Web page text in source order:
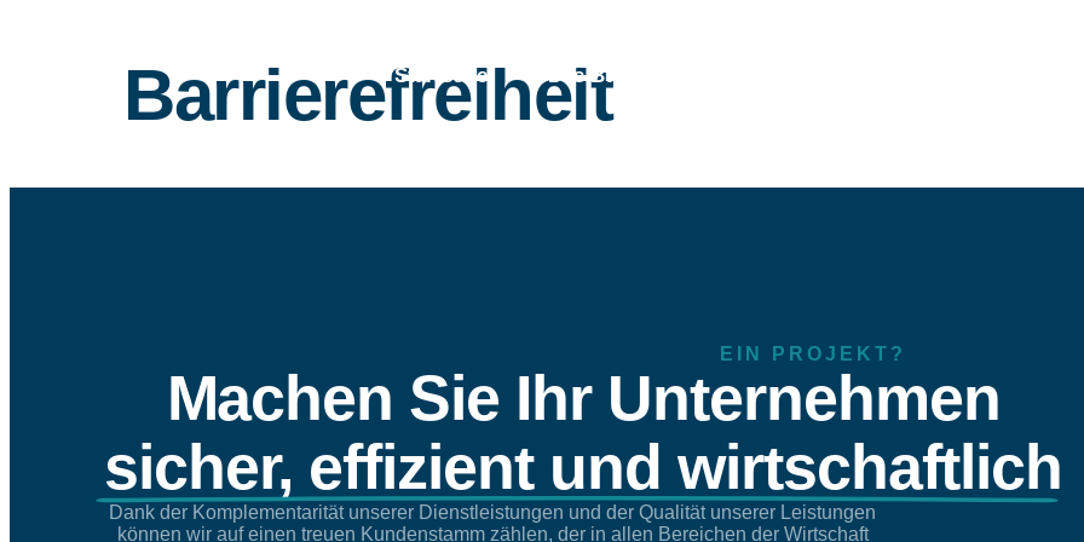
Startseite Das Büro
Barrierefreiheit
EIN PROJEKT?
Machen Sie Ihr Unternehmen
sicher, effizient und wirtschaftlich
Dank der Komplementarität unserer Dienstleistungen und der Qualität unserer Leistungen
können wir auf einen treuen Kundenstamm zählen, der in allen Bereichen der Wirtschaft